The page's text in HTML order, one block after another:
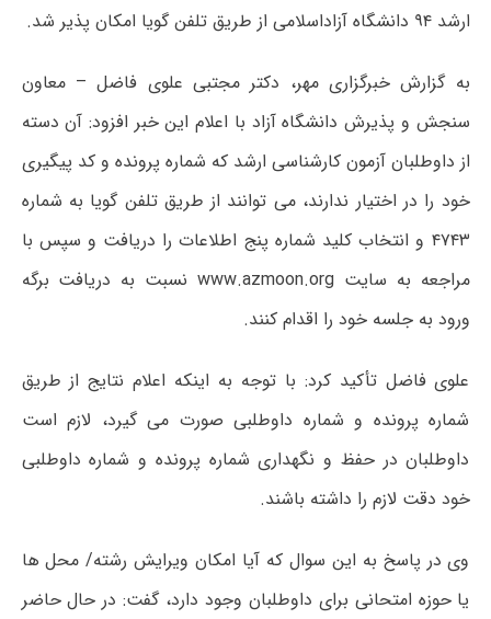
ارشد ۹۴ دانشگاه آزاداسلامی از طریق تلفن گویا امکان پذیر شد.
به گزارش خبرگزاری مهر، دکتر مجتبی علوی فاضل – معاون
سنجش و پذیرش دانشگاه آزاد با اعلام این خبر افزود: آن دسته
از داوطلبان آزمون کارشناسی ارشد که شماره پرونده و کد پیگیری
خود را در اختیار ندارند، می توانند از طریق تلفن گویا به شماره
۴۷۴۳ و انتخاب کلید شماره پنج اطلاعات را دریافت و سپس با
مراجعه به سایت www.azmoon.org
نسبت به دریافت برگه
ورود به جلسه خود را اقدام کنند.
علوی فاضل تأکید کرد: با توجه به اینکه اعلام نتایج از طریق
شماره پرونده و شماره داوطلبی صورت می گیرد، لازم است
داوطلبان در حفظ و نگهداری شماره پرونده و شماره داوطلبی
خود دقت لازم را داشته باشند.
وی در پاسخ به این سوال که آیا امکان ویرایش رشته/ محل ها
یا حوزه امتحانی برای داوطلبان وجود دارد، گفت: در حال حاضر